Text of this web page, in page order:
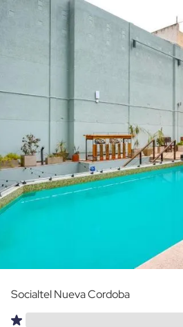
Socialtel Nueva Cordoba